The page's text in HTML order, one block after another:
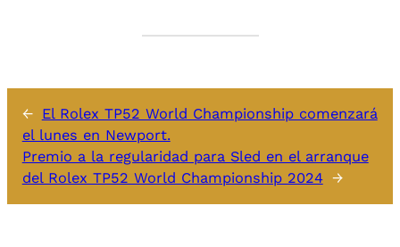
← El Rolex TP52 World Championship comenzará
el lunes en Newport.
Premio a la regularidad para Sled en el arranque
del Rolex TP52 World Championship 2024 →